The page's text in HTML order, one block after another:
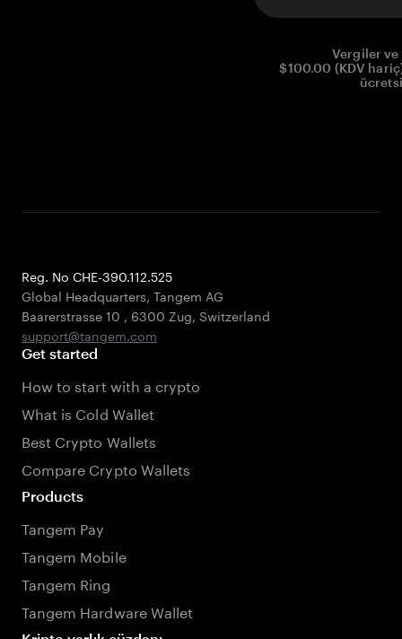
Vergiler
$100.00 (KDV
Reg. No CHE-390.112.525
Global Headquarters, Tangem AG
Baarerstrasse 10 , 6300 Zug, Switzerland
support@tangem.com
Get started
How to start with a crypto
What is Cold Wallet
Best Crypto Wallets
Compare Crypto Wallets
Products
Tangem Pay
Tangem Mobile
Tangem Ring
Tangem Hardware Wallet